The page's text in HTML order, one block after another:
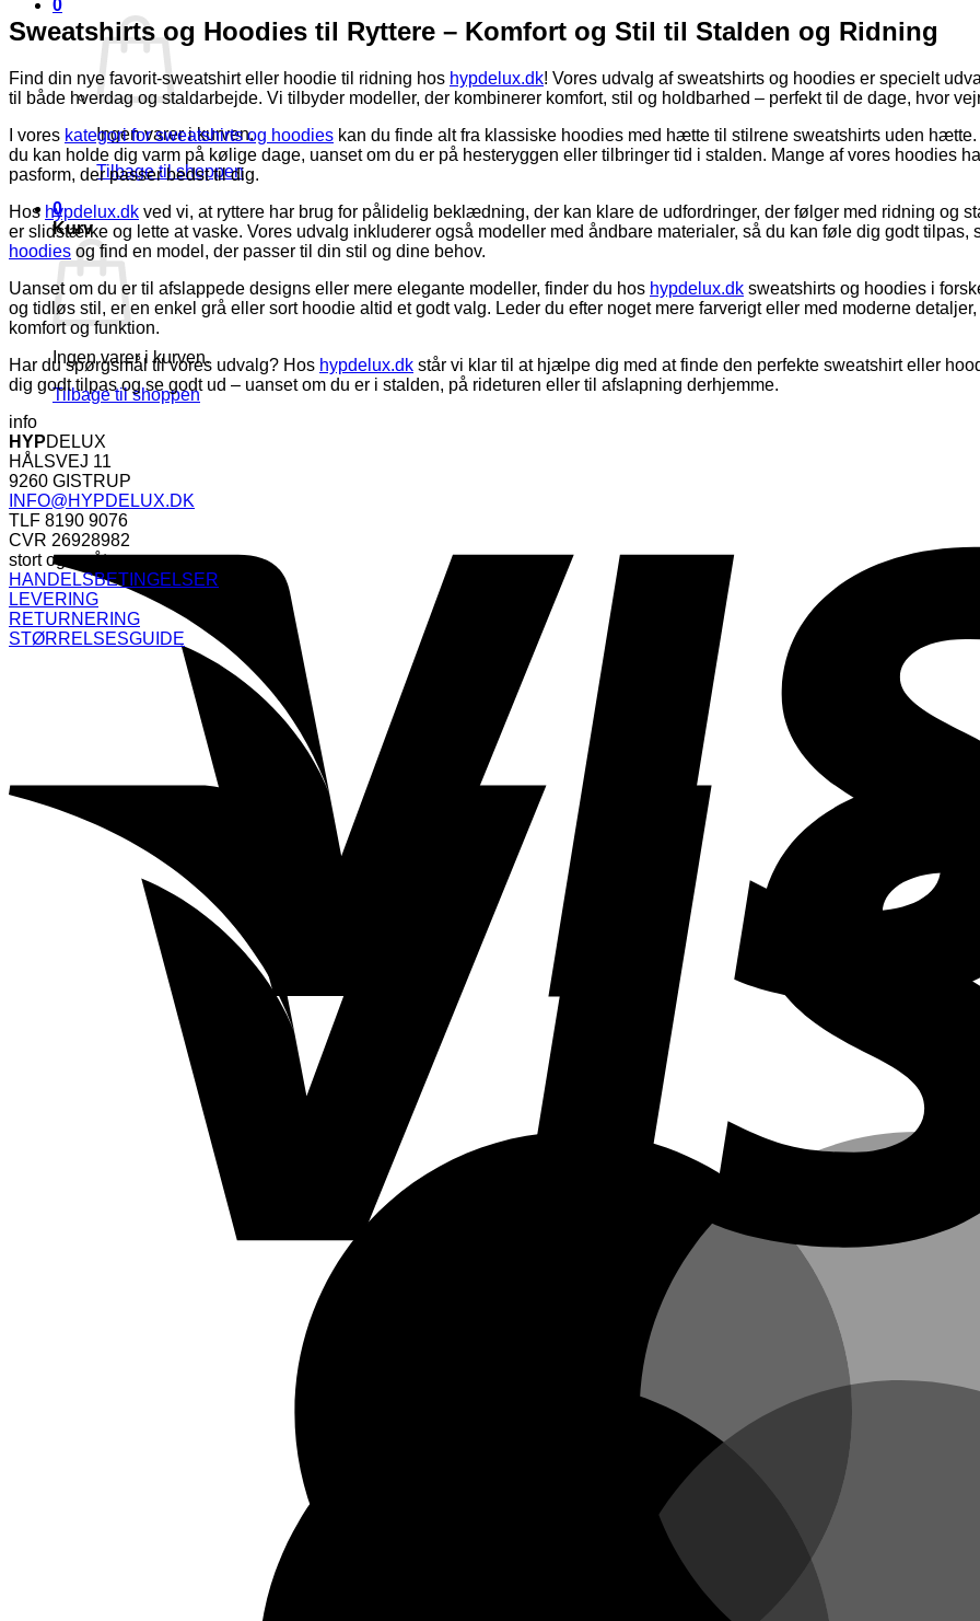
0
Ingen varer i kurven.
Tilbage til shoppen
0
Kurv
Ingen varer i kurven.
Tilbage til shoppen
var:
525,00 kr..
er:
262,50 kr..
Sweatshirts og Hoodies til Ryttere – Komfort og Stil til Stalden og Ridning
Find din nye favorit-sweatshirt eller hoodie til ridning hos hypdelux.dk! Vores udvalg af sweatshirts og hoodies er specielt
til både hverdag og staldarbejde. Vi tilbyder modeller, der kombinerer komfort, stil og holdbarhed – perfekt til de dage, hvor
I vores kategori for sweatshirts og hoodies kan du finde alt fra klassiske hoodies med hætte til stilrene sweatshirts uden
du kan holde dig varm på kølige dage, uanset om du er på hesteryggen eller tilbringer tid i stalden. Mange af vores hoodies
pasform, der passer bedst til dig.
Hos hypdelux.dk ved vi, at ryttere har brug for pålidelig beklædning, der kan klare de udfordringer, der følger med ridning og
er slidstærke og lette at vaske. Vores udvalg inkluderer også modeller med åndbare materialer, så du kan føle dig godt tilpas,
hoodies og find en model, der passer til din stil og dine behov.
Uanset om du er til afslappede designs eller mere elegante modeller, finder du hos hypdelux.dk sweatshirts og hoodies i
og tidløs stil, er en enkel grå eller sort hoodie altid et godt valg. Leder du efter noget mere farverigt eller med moderne
komfort og funktion.
Har du spørgsmål til vores udvalg? Hos hypdelux.dk står vi klar til at hjælpe dig med at finde den perfekte sweatshirt eller
dig godt tilpas og se godt ud – uanset om du er i stalden, på rideturen eller til afslapning derhjemme.
info
HYPDELUX
HÅLSVEJ 11
9260 GISTRUP
INFO@HYPDELUX.DK
TLF 8190 9076
CVR 26928982
stort og småt
HANDELSBETINGELSER
LEVERING
RETURNERING
STØRRELSESGUIDE